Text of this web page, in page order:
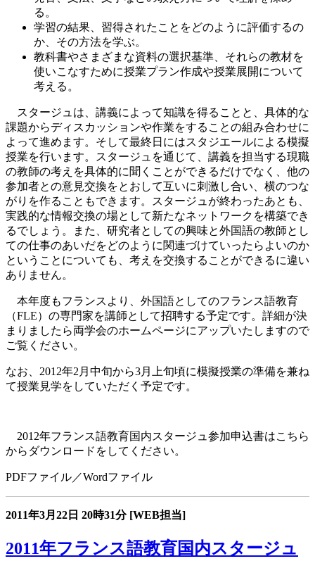
る。
学習の結果、習得されたことをどのように評価するの
か、その方法を学ぶ。
教科書やさまざまな資料の選択基準、それらの教材を
使いこなすために授業プラン作成や授業展開について
考える。
スタージュは、講義によって知識を得ることと、具体的な
課題からディスカッションや作業をすることの組み合わせに
よって進めます。そして最終日にはスタジエールによる模擬
授業を行います。スタージュを通じて、講義を担当する現職
の教師の考えを具体的に聞くことができるだけでなく、他の
参加者との意見交換をとおして互いに刺激し合い、横のつな
がりを作ることもできます。スタージュが終わったあとも、
実践的な情報交換の場として新たなネットワークを構築でき
るでしょう。また、研究者としての興味と外国語の教師とし
ての仕事のあいだをどのように関連づけていったらよいのか
ということについても、考えを交換することができるに違い
ありません。
本年度もフランスより、外国語としてのフランス語教育
（FLE）の専門家を講師として招聘する予定です。詳細が決
まりましたら両学会のホームページにアップいたしますので
ご覧ください。
なお、2012年2月中旬から3月上旬頃に模擬授業の準備を兼ね
て授業見学をしていただく予定です。
2012年フランス語教育国内スタージュ参加申込書はこちら
からダウンロードをしてください。
PDFファイル／Wordファイル
2011年3月22日 20時31分 [WEB担当]
2011年フランス語教育国内スタージュ